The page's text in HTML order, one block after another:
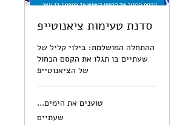
סדנת טעימות ציאנוטייפ
ההתחלה המושלמת: בילוי קליל של
שעתיים בו תגלו את הקסם הכחול
של הציאנוטייפ
טוענים את הימים...
שעתיים